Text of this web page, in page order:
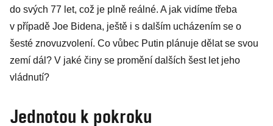
do svých 77 let, což je plně reálné. A jak vidíme třeba
v případě Joe Bidena, ještě i s dalším ucházením se o
šesté znovuzvolení. Co vůbec Putin plánuje dělat se svou
zemí dál? V jaké činy se promění dalších šest let jeho
vládnutí?
Jednotou k pokroku